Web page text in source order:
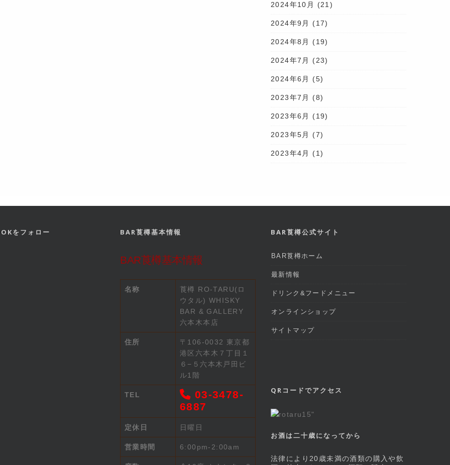
2024年10月 (21)
2024年9月 (17)
2024年8月 (19)
2024年7月 (23)
2024年6月 (5)
2023年7月 (8)
2023年6月 (19)
2023年5月 (7)
2023年4月 (1)
をフォロー BAR莨樽基本情報
BAR莨樽基本情報
名称
莨樽 RO-TARU(ロ
ウタル) WHISKY
BAR & GALLERY
六本木本店
住所
〒106-0032 東京都
港区六本木７丁目１
６−５六本木戸田ビ
ル1階
TEL
03-3478-
6887
定休日 日曜日
営業時間 6:00pm-2:00am
BAR莨樽公式サイト
BAR莨樽ホーム
最新情報
ドリンク&フードメニュー
オンラインショップ
サイトマップ
QRコードでアクセス
お酒は二十歳になってから
法律により20歳未満の酒類の購入や飲